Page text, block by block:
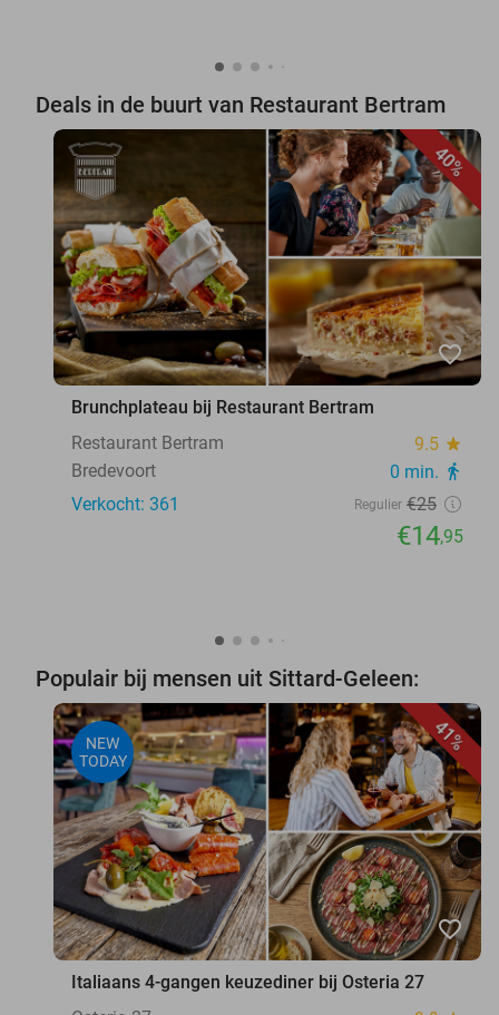
Deals in de buurt van Restaurant Bertram
40%
favorite_border
Brunchplateau bij Restaurant Bertram
Restaurant Bertram
9.5 star
Bredevoort 0 min. directions_walk
Verkocht: 361 Regulier €25
€14,95
Populair bij mensen uit Sittard-Geleen:
41%
NEW
TODAY
favorite_border
Italiaans 4-gangen keuzediner bij Osteria 27